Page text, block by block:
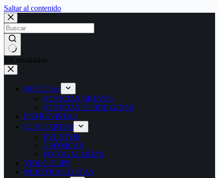
Saltar al contenido
Sin resultados
NOTICIAS
NOTICIAS BREVES
NOTICIAS SOBRE GIRAS
ENTREVISTAS
CONCIERTOS
EVENTOS
CRÓNICAS
FOTOGALERÍAS
VIDEOCLIPS
NUESTRAS LISTAS